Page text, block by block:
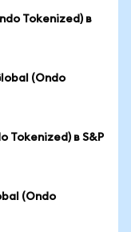
Tokenized) в
(Ondo
Tokenized) в S&P
(Ondo